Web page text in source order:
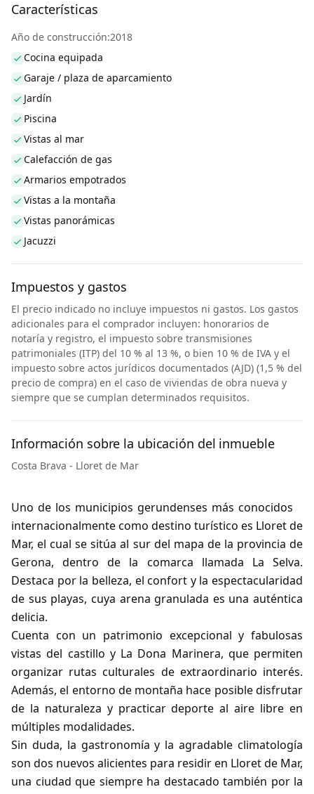
Características
Año de construcción:2018
Cocina equipada
Garaje / plaza de aparcamiento
Jardín
Piscina
Vistas al mar
Calefacción de gas
Armarios empotrados
Vistas a la montaña
Vistas panorámicas
Jacuzzi
Impuestos y gastos
El precio indicado no incluye impuestos ni gastos. Los gastos
adicionales para el comprador incluyen: honorarios de
notaría y registro, el impuesto sobre transmisiones
patrimoniales (ITP) del 10 % al 13 %, o bien 10 % de IVA y el
impuesto sobre actos jurídicos documentados (AJD) (1,5 % del
precio de compra) en el caso de viviendas de obra nueva y
siempre que se cumplan determinados requisitos.
Información sobre la ubicación del inmueble
Costa Brava - Lloret de Mar
Uno de los municipios gerundenses más conocidos
internacionalmente como destino turístico es Lloret de
Mar, el cual se sitúa al sur del mapa de la provincia de
Gerona, dentro de la comarca llamada La Selva.
Destaca por la belleza, el confort y la espectacularidad
de sus playas, cuya arena granulada es una auténtica
delicia.
Cuenta con un patrimonio excepcional y fabulosas
vistas del castillo y La Dona Marinera, que permiten
organizar rutas culturales de extraordinario interés.
Además, el entorno de montaña hace posible disfrutar
de la naturaleza y practicar deporte al aire libre en
múltiples modalidades.
Sin duda, la gastronomía y la agradable climatología
son dos nuevos alicientes para residir en Lloret de Mar,
una ciudad que siempre ha destacado también por la